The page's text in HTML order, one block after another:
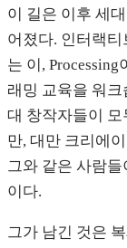
이 길은 이후 세
어졌다. 인터랙
는 이,
래밍 교육을 워크
대 창작자들이 모
만, 대만 크리에
그와 같은 사람
이다.
그가 남긴 것은